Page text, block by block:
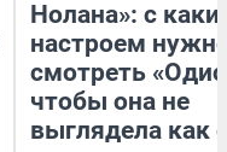
Нолана»: с
настроем
смотреть
чтобы она не
выглядела как